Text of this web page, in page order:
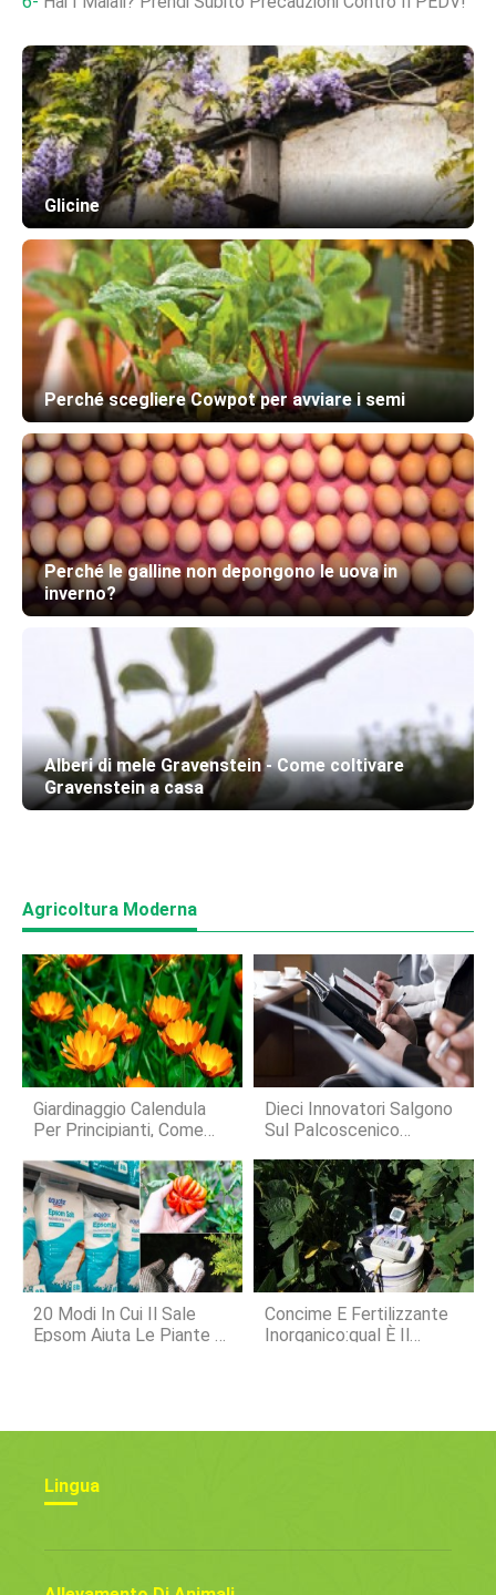
Glicine
Perché scegliere Cowpot per avviare i semi
Perché le galline non depongono le uova in
inverno?
Alberi di mele Gravenstein - Come coltivare
Gravenstein a casa
Agricoltura Moderna
Giardinaggio Calendula
Per Principianti, Come
Dieci Innovatori Salgono
Sul Palcoscenico
Il Settore Zootecnico
20 Modi In Cui Il Sale
Epsom Aiuta Le Piante E
Concime E Fertilizzante
Inorganico:qual È Il
Lingua